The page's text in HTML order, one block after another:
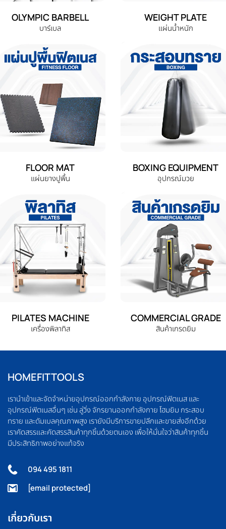
OLYMPIC BARBELL
บาร์เบล
WEIGHT PLATE
แผ่นน้ำหนัก
FLOOR MAT
แผ่นยางปูพื้น
BOXING EQUIPMENT
อุปกรณ์มวย
PILATES MACHINE
เครื่องพิลาทิส
COMMERCIAL GRADE
สินค้าเกรดยิม
HOMEFITTOOLS
เรานำเข้าและจัดจำหน่ายอุปกรณ์ออกกำลังกาย อุปกรณ์ฟิตเนส และ
อุปกรณ์ฟิตเนสอื่นๆ เช่น ลู่วิ่ง จักรยานออกกำลังกาย โฮมยิม กระสอบ
ทราย และดัมเบลคุณภาพสูง เรายังมีบริการขายปลีกและขายส่งอีกด้วย
เราคัดสรรและคัดสรรสินค้าทุกชิ้นด้วยตนเอง เพื่อให้มั่นใจว่าสินค้าทุกชิ้น
มีประสิทธิภาพอย่างแท้จริง
094 495 1811
[email protected]
เกี่ยวกับเรา